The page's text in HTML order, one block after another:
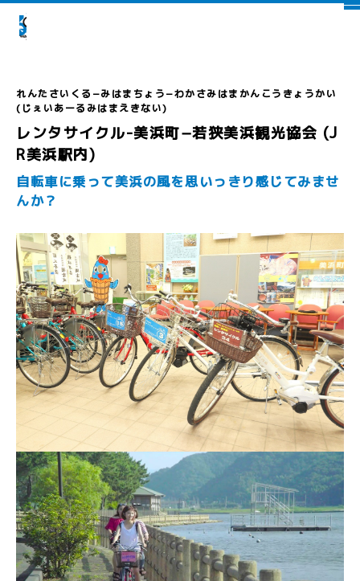
レンタサイクル-美浜町−若狭美浜観光協会 (J
R美浜駅内)
自転車に乗って美浜の風を思いっきり感じてみませ
んか？